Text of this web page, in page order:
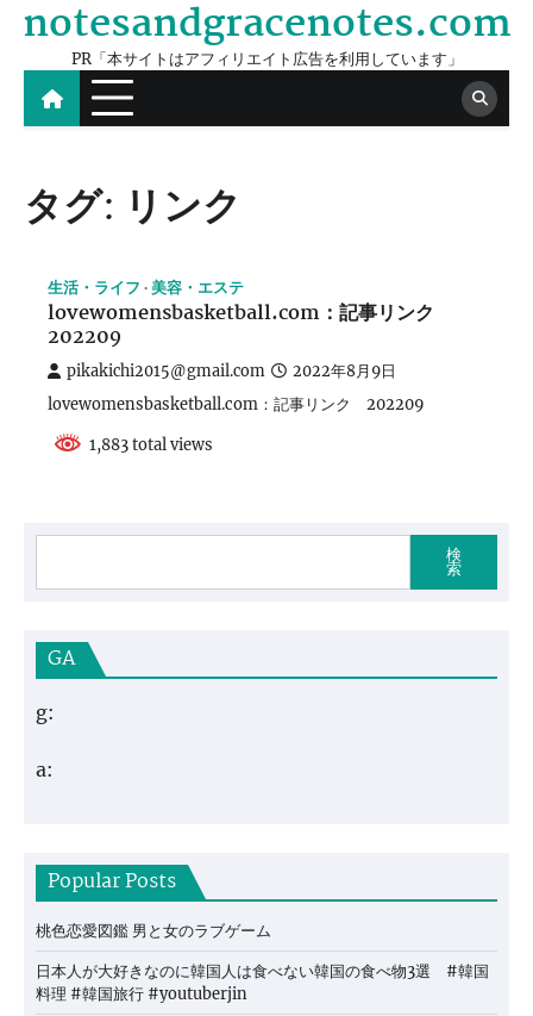
Skip
content
notesandgracenotes.com
PR「本サイトはアフィリエイト広告を利用しています」
タグ: リンク
生活・ライフ 美容・エステ
lovewomensbasketball.com：記事リンク
202209
pikakichi2015@gmail.com 2022年8月9日
lovewomensbasketball.com：記事リンク 202209
1,883 total views
検
索
GA
g:
a:
Popular Posts
桃色恋愛図鑑 男と女のラブゲーム
日本人が大好きなのに韓国人は食べない韓国の食べ物3選 #韓国
料理 #韓国旅行 #youtuberjin